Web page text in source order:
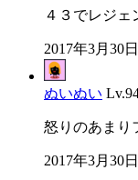
４３でレジェ
2017年3月30
ぬいぬい
怒りのあまり
2017年3月30